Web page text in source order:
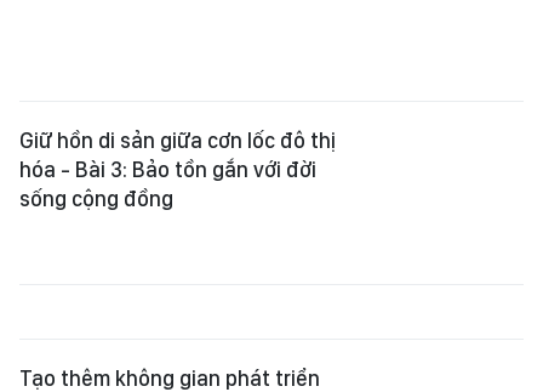
Giữ hồn di sản giữa cơn lốc đô thị
hóa - Bài 3: Bảo tồn gắn với đời
sống cộng đồng
Tạo thêm không gian phát triển